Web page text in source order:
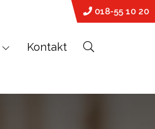
Kontakt
018-55 10 20